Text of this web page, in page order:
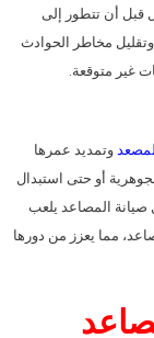
قبل أن تتطور إلى
مخاطر الحوادث
غير متوقعة.
وتمديد عمرها
أو حتى استبدال
المصاعد يلعب
مما يعزز من دورها